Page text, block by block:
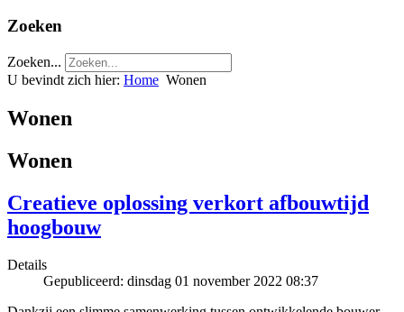
Zoeken
Zoeken...
U bevindt zich hier: Home Wonen
Wonen
Wonen
Creatieve oplossing verkort afbouwtijd
hoogbouw
Details
Gepubliceerd: dinsdag 01 november 2022 08:37